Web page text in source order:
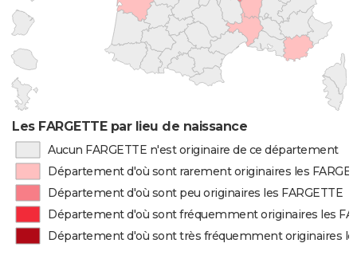
Les FARGETTE par lieu de naissance
Aucun FARGETTE n'est originaire de ce département
Département d'où sont rarement originaires les
Département d'où sont peu originaires les FARGETTE
Département d'où sont fréquemment originaires les
Département d'où sont très fréquemment originaires